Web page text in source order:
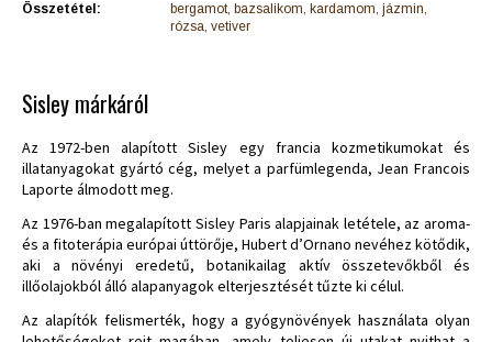
Összetétel:
bergamot, bazsalikom, kardamom, jázmin,
rózsa, vetiver
Sisley márkáról
Az 1972-ben alapított Sisley egy francia kozmetikumokat és
illatanyagokat gyártó cég, melyet a parfümlegenda, Jean Francois
Laporte álmodott meg.
Az 1976-ban megalapított Sisley Paris alapjainak letétele, az aroma-
és a fitoterápia európai úttörője, Hubert d’Ornano nevéhez kötődik,
aki a növényi eredetű, botanikailag aktív összetevőkből és
illőolajokból álló alapanyagok elterjesztését tűzte ki célul.
Az alapítók felismerték, hogy a gyógynövények használata olyan